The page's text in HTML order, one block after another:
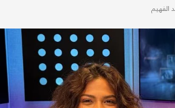
الفهيم